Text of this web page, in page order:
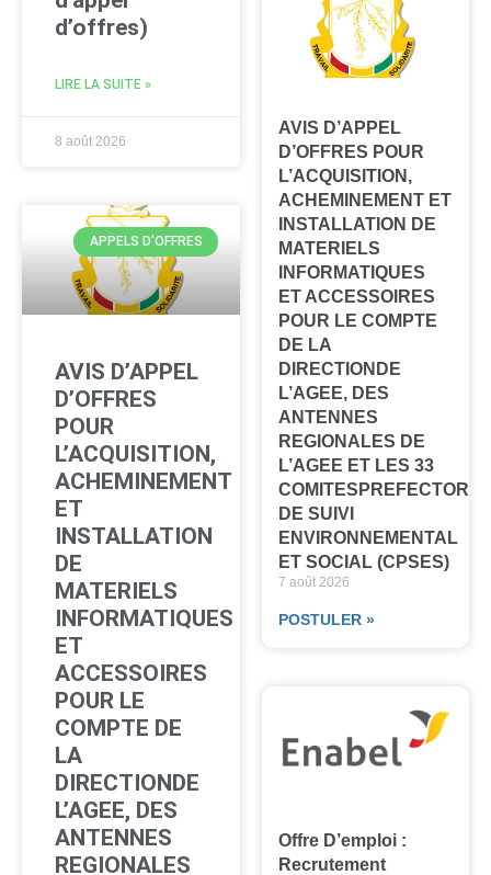
d’offres)
LIRE LA SUITE »
8 août 2026
APPELS D'OFFRES
AVIS D’APPEL
D’OFFRES
POUR
L’ACQUISITION,
ACHEMINEMENT
ET
INSTALLATION
DE
MATERIELS
INFORMATIQUES
ET
ACCESSOIRES
POUR LE
COMPTE DE
LA
DIRECTIONDE
L’AGEE, DES
ANTENNES
REGIONALES
AVIS D’APPEL
D’OFFRES POUR
L’ACQUISITION,
ACHEMINEMENT ET
INSTALLATION DE
MATERIELS
INFORMATIQUES
ET ACCESSOIRES
POUR LE COMPTE
DE LA
DIRECTIONDE
L’AGEE, DES
ANTENNES
REGIONALES DE
L’AGEE ET LES 33
DE SUIVI
ENVIRONNEMENTAL
ET SOCIAL (CPSES)
7 août 2026
POSTULER »
Offre D’emploi :
Recrutement